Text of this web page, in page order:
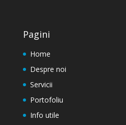
Pagini
Home
Despre noi
Servicii
Portofoliu
Info utile